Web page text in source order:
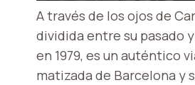
A través de los ojos de
dividida entre su pasado
en 1979, es un auténtico
matizada de Barcelona y